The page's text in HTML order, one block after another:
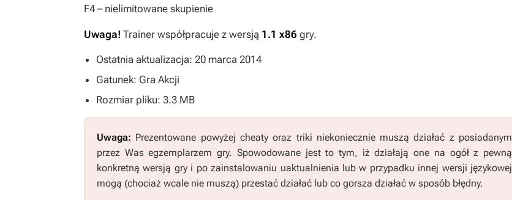
F4 – nielimitowane skupienie
Uwaga! Trainer współpracuje z wersją 1.1 x86 gry.
Ostatnia aktualizacja: 20 marca 2014
Gatunek: Gra Akcji
Rozmiar pliku: 3.3 MB
Uwaga: Prezentowane powyżej cheaty oraz triki niekoniecznie muszą działać z posiadanym
przez Was egzemplarzem gry. Spowodowane jest to tym, iż działają one na ogół z pewną
konkretną wersją gry i po zainstalowaniu uaktualnienia lub w przypadku innej wersji językowej
mogą (chociaż wcale nie muszą) przestać działać lub co gorsza działać w sposób błędny.